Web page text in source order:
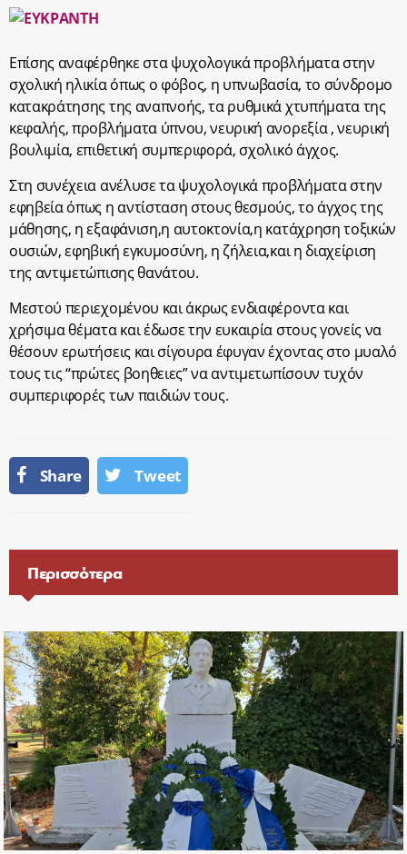
Επίσης αναφέρθηκε στα ψυχολογικά προβλήματα στην
σχολική ηλικία όπως ο φόβος, η υπνωβασία, το σύνδρομο
κατακράτησης της αναπνοής, τα ρυθμικά χτυπήματα της
κεφαλής, προβλήματα ύπνου, νευρική ανορεξία , νευρική
βουλιμία, επιθετική συμπεριφορά, σχολικό άγχος.
Στη συνέχεια ανέλυσε τα ψυχολογικά προβλήματα στην
εφηβεία όπως η αντίσταση στους θεσμούς, το άγχος της
μάθησης, η εξαφάνιση,η αυτοκτονία,η κατάχρηση τοξικών
ουσιών, εφηβική εγκυμοσύνη, η ζήλεια,και η διαχείριση
της αντιμετώπισης θανάτου.
Μεστού περιεχομένου και άκρως ενδιαφέροντα και
χρήσιμα θέματα και έδωσε την ευκαιρία στους γονείς να
θέσουν ερωτήσεις και σίγουρα έφυγαν έχοντας στο μυαλό
τους τις “πρώτες βοηθειες” να αντιμετωπίσουν τυχόν
συμπεριφορές των παιδιών τους.
Share Tweet
Περισσότερα